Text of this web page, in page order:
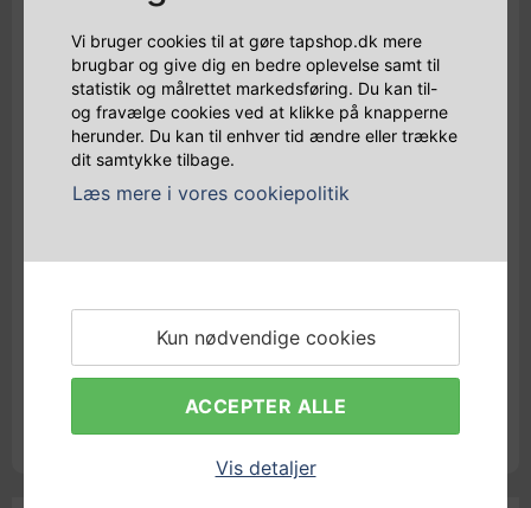
Vi bruger cookies til at gøre tapshop.dk mere
brugbar og give dig en bedre oplevelse samt til
statistik og målrettet markedsføring. Du kan til-
og fravælge cookies ved at klikke på knapperne
herunder. Du kan til enhver tid ændre eller trække
dit samtykke tilbage.
Læs mere i vores cookiepolitik
Kun nødvendige cookies
ACCEPTER ALLE
Vis detaljer
2.000,00 DKK